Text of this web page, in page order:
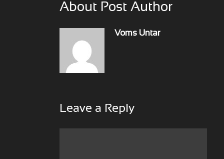
About Post Author
Voms Untar
Leave a Reply